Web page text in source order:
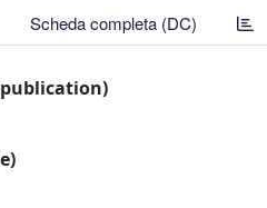
Scheda completa (DC)